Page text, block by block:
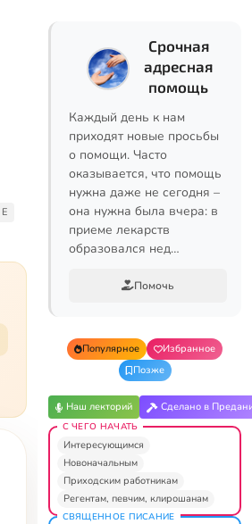
E
Срочная
адресная
помощь
Каждый день к нам
приходят новые просьбы
о помощи. Часто
оказывается, что помощь
нужна даже не сегодня –
она нужна была вчера: в
приеме лекарств
образовался нед…
Помочь
Популярное
Избранное
Позже
Наш лекторий Сделано в
С ЧЕГО НАЧАТЬ
Интересующимся
Новоначальным
Приходским работникам
Регентам, певчим, клирошанам
СВЯЩЕННОЕ ПИСАНИЕ